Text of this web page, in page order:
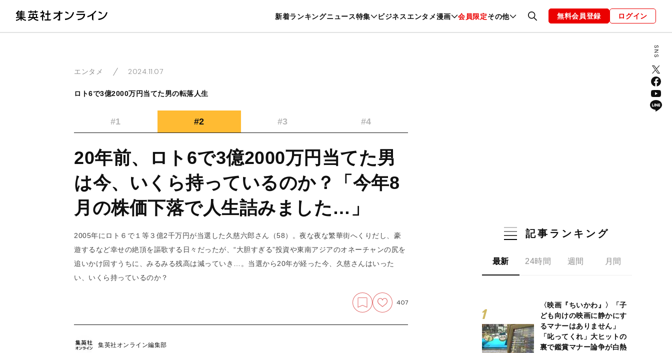
新着ランキングニュース特集 ビジネスエンタメ漫画 会員限定その他
暮らし スポーツ ヘルスケア 美容 グルメ ファッション 恋愛・結婚 編集部 お知らせ
無料会員登録 ログイン
エンタメ 2024.11.07
ロト6で3億2000万円当てた男の転落人生
#1 #2 #3 #4
20年前、ロト6で3億2000万円当てた男
は今、いくら持っているのか？「今年8
月の株価下落で人生詰みました…」
2005年にロト６で１等３億2千万円が当選した久慈六郎さん（58）。夜な夜な繁華街へくりだし、豪
遊するなど幸せの絶頂を謳歌する日々だったが、“大胆すぎる”投資や東南アジアのオネーチャンの尻を
追いかけ回すうちに、みるみる残高は減っていき…。当選から20年が経った今、久慈さんはいった
い、いくら持っているのか？
407
集英社オンライン編集部
記事ランキング
最新 24時間 週間 月間
〈映画『ちいかわ』〉「子
ども向けの映画に静かにす
るマナーはありません」
「叱ってくれ」大ヒットの
裏で鑑賞マナー論争が白熱